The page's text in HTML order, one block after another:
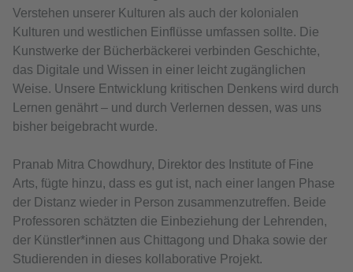
Verstehen unserer Kulturen als auch der kolonialen
Kulturen und westlichen Einflüsse umfassen sollte. Die
Kunstwerke der Bücherbäckerei verbinden Geschichte,
das Digitale und Wissen in einer leicht zugänglichen
Weise. Unsere Entwicklung kritischen Denkens wird durch
Lernen genährt – und durch Verlernen dessen, was uns
bisher beigebracht wurde.
Pranab Mitra Chowdhury, Direktor des Institute of Fine
Arts, fügte hinzu, dass es gut ist, nach einer langen Phase
der Distanz wieder in Person zusammenzutreffen. Beide
Professoren schätzten die Einbeziehung der Lehrenden,
der Künstler*innen aus Chittagong und Dhaka sowie der
Studierenden in dieses kollaborative Projekt.